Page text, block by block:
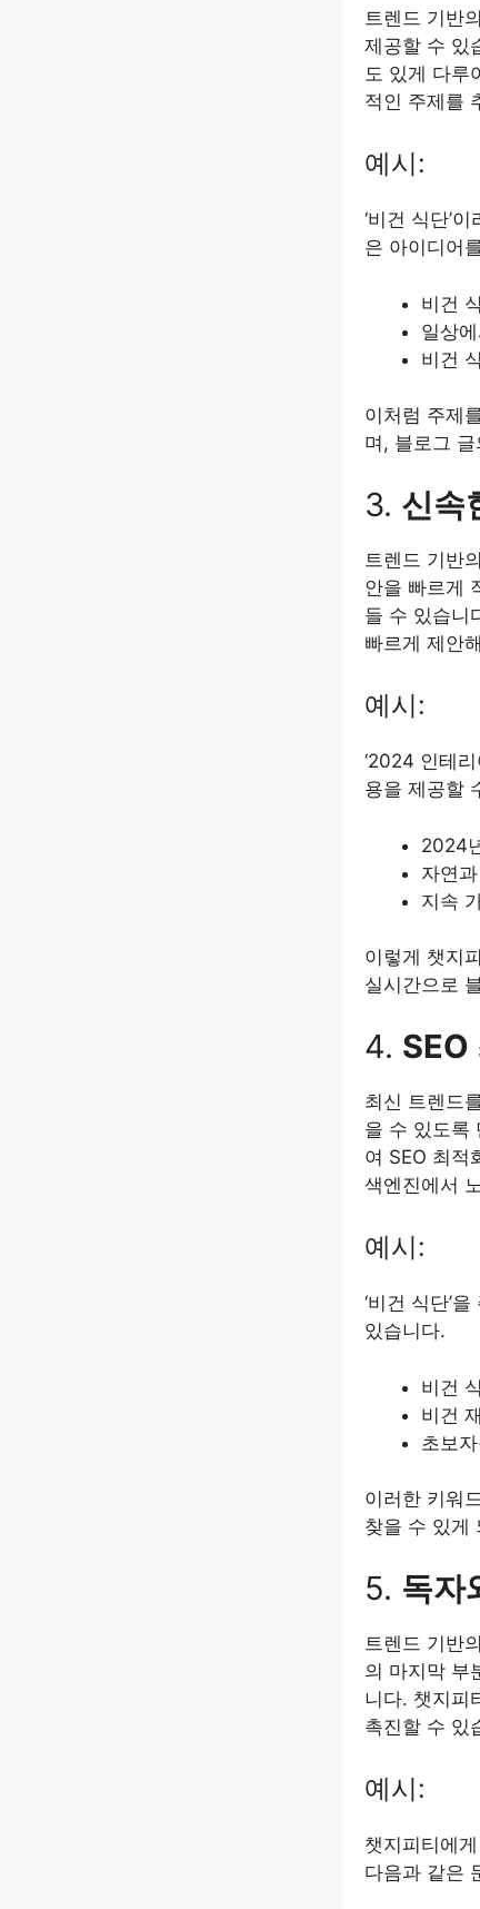
트렌드 기반
제공할 수 있
도 있게 다루
적인 주제를
예시:
‘비건 식단’
은 아이디어
비건
일상
비건
이처럼 주제
며, 블로그
3. 신속
트렌드 기반
안을 빠르게
들 수 있습니
빠르게 제안
예시:
‘2024 인테
용을 제공할
2024
자연
지속
이렇게 챗지
실시간으로
4. SEO
최신 트렌드
을 수 있도록
여 SEO 최적
색엔진에서
예시:
‘비건 식단’
있습니다.
비건
비건
초보
이러한 키워
찾을 수 있게
5. 독자
트렌드 기반
의 마지막 부
니다. 챗지피
촉진할 수 있
예시:
챗지피티에
다음과 같은